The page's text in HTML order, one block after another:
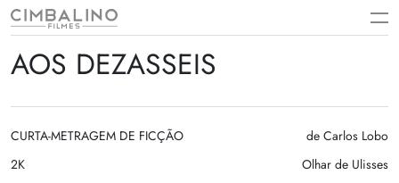
Skip
content
AOS DEZASSEIS
CURTA-METRAGEM DE FICÇÃO
2K
de Carlos Lobo
Olhar de Ulisses